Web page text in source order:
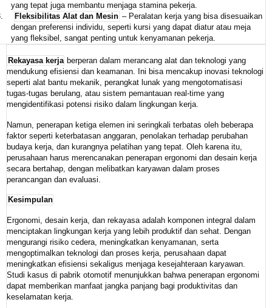
yang tepat juga membantu menjaga stamina pekerja.
Fleksibilitas Alat dan Mesin – Peralatan kerja yang bisa disesuaikan
dengan preferensi individu, seperti kursi yang dapat diatur atau meja
yang fleksibel, sangat penting untuk kenyamanan pekerja.
Rekayasa kerja berperan dalam merancang alat dan teknologi yang
mendukung efisiensi dan keamanan. Ini bisa mencakup inovasi teknologi
seperti alat bantu mekanik, perangkat lunak yang mengotomatisasi
tugas-tugas berulang, atau sistem pemantauan real-time yang
mengidentifikasi potensi risiko dalam lingkungan kerja.
Namun, penerapan ketiga elemen ini seringkali terbatas oleh beberapa
faktor seperti keterbatasan anggaran, penolakan terhadap perubahan
budaya kerja, dan kurangnya pelatihan yang tepat. Oleh karena itu,
perusahaan harus merencanakan penerapan ergonomi dan desain kerja
secara bertahap, dengan melibatkan karyawan dalam proses
perancangan dan evaluasi.
Kesimpulan
Ergonomi, desain kerja, dan rekayasa adalah komponen integral dalam
menciptakan lingkungan kerja yang lebih produktif dan sehat. Dengan
mengurangi risiko cedera, meningkatkan kenyamanan, serta
mengoptimalkan teknologi dan proses kerja, perusahaan dapat
meningkatkan efisiensi sekaligus menjaga kesejahteraan karyawan.
Studi kasus di pabrik otomotif menunjukkan bahwa penerapan ergonomi
dapat memberikan manfaat jangka panjang bagi produktivitas dan
keselamatan kerja.